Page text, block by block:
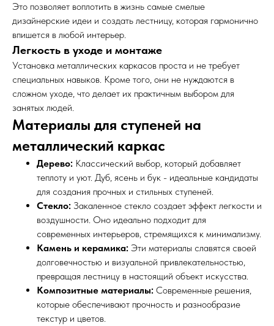
Это позволяет воплотить в жизнь самые смелые
дизайнерские идеи и создать лестницу, которая гармонично
впишется в любой интерьер.
Легкость в уходе и монтаже
Установка металлических каркасов проста и не требует
специальных навыков. Кроме того, они не нуждаются в
сложном уходе, что делает их практичным выбором для
занятых людей.
Материалы для ступеней на
металлический каркас
Дерево: Классический выбор, который добавляет
теплоту и уют. Дуб, ясень и бук - идеальные кандидаты
для создания прочных и стильных ступеней.
Стекло: Закаленное стекло создает эффект легкости и
воздушности. Оно идеально подходит для
современных интерьеров, стремящихся к минимализму.
Камень и керамика: Эти материалы славятся своей
долговечностью и визуальной привлекательностью,
превращая лестницу в настоящий объект искусства.
Композитные материалы: Современные решения,
которые обеспечивают прочность и разнообразие
текстур и цветов.